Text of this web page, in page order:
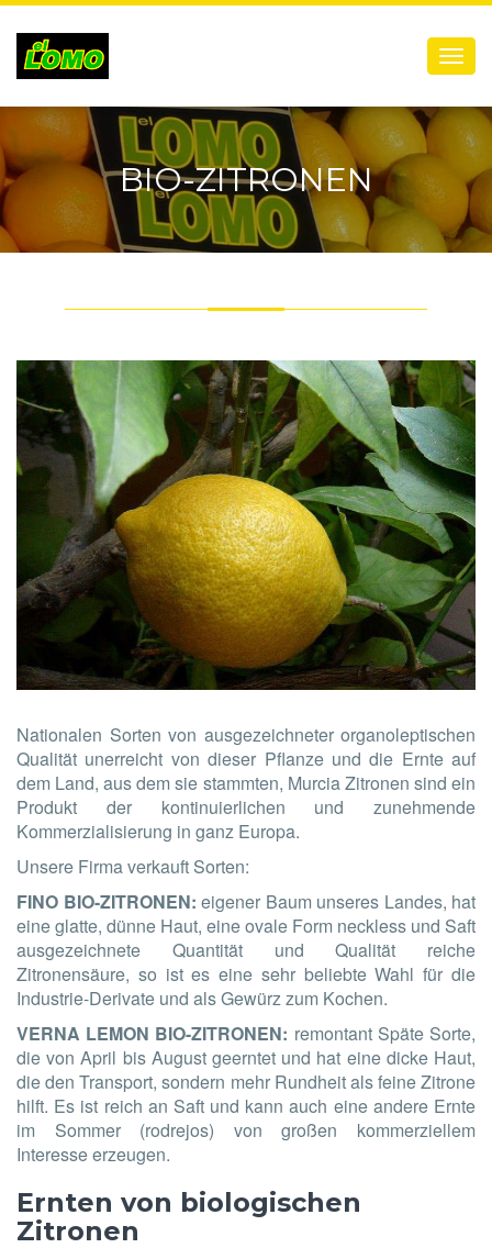
Menú
BIO-ZITRONEN
Nationalen Sorten von ausgezeichneter organoleptischen
Qualität unerreicht von dieser Pflanze und die Ernte auf
dem Land, aus dem sie stammten, Murcia Zitronen sind ein
Produkt der kontinuierlichen und zunehmende
Kommerzialisierung in ganz Europa.
Unsere Firma verkauft Sorten:
FINO BIO-ZITRONEN: eigener Baum unseres Landes, hat
eine glatte, dünne Haut, eine ovale Form neckless und Saft
ausgezeichnete Quantität und Qualität reiche
Zitronensäure, so ist es eine sehr beliebte Wahl für die
Industrie-Derivate und als Gewürz zum Kochen.
VERNA LEMON BIO-ZITRONEN: remontant Späte Sorte,
die von April bis August geerntet und hat eine dicke Haut,
die den Transport, sondern mehr Rundheit als feine Zitrone
hilft. Es ist reich an Saft und kann auch eine andere Ernte
im Sommer (rodrejos) von großen kommerziellem
Interesse erzeugen.
Ernten von biologischen
Zitronen